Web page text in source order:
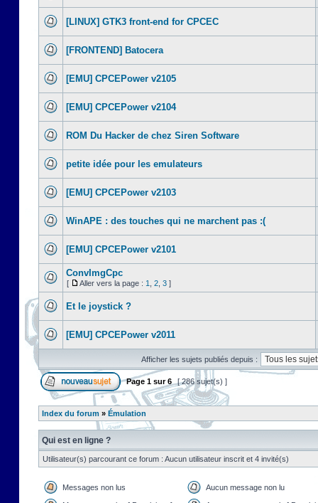
[LINUX] GTK3 front-end for CPCEC
[FRONTEND] Batocera
[EMU] CPCEPower v2105
[EMU] CPCEPower v2104
ROM Du Hacker de chez Siren Software
petite idée pour les emulateurs
[EMU] CPCEPower v2103
WinAPE : des touches qui ne marchent pas :(
[EMU] CPCEPower v2101
ConvImgCpc
[ Aller vers la page : 1 2 3 ]
Et le joystick ?
[EMU] CPCEPower v2011
Afficher les sujets publiés depuis :
Page 1 sur6 [ 286 sujet(s) ]
Index du forum » Émulation
Qui est en ligne ?
Utilisateur(s) parcourant ce forum : Aucun utilisateur inscrit et 4 invité(s)
Messages non lus Aucun message non lu